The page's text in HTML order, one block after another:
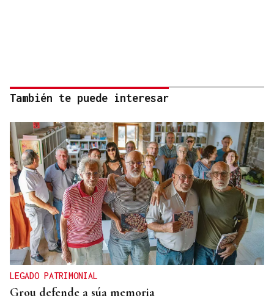
También te puede interesar
LEGADO PATRIMONIAL
Grou defende a súa memoria